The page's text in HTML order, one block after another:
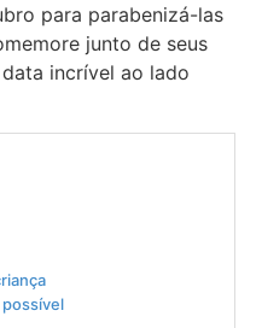
para parabenizá-las
junto de seus
incrível ao lado